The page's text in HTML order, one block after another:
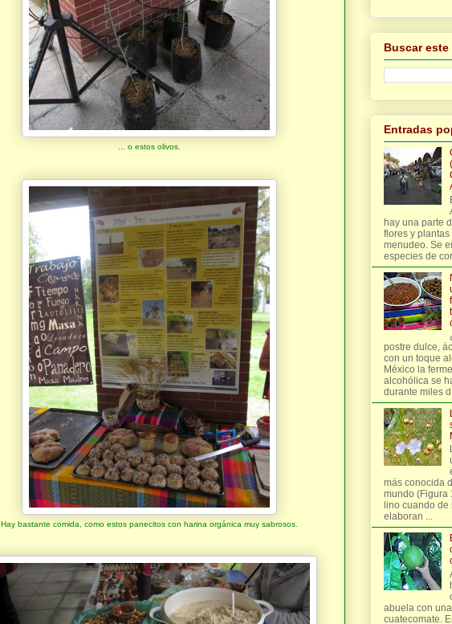
... o estos olivos.
Hay bastante comida, como estos panecitos con harina orgánica muy sabrosos.
Buscar este
Entradas
hay una parte
flores y
menudeo. Se
especies de
postre dulce,
con un toque
México la
alcohólica se
durante miles
más conocida
mundo (Figura
lino cuando de
elaboran ...
abuela con
cuatecomate.